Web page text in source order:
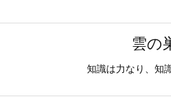
雲の
知識は力なり、知